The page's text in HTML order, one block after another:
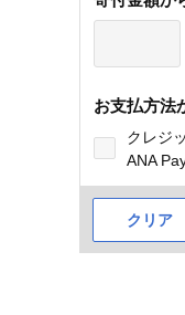
お支払方法
クレジ
ANA
クリア